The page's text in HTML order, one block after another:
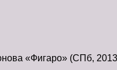
«Фигаро» (СПб,